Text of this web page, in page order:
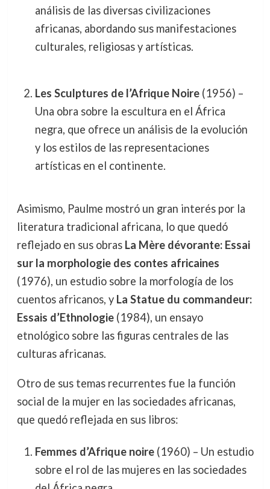
análisis de las diversas civilizaciones
africanas, abordando sus manifestaciones
culturales, religiosas y artísticas.
Les Sculptures de l’Afrique Noire(1956) –
Una obra sobre la escultura en el África
negra, que ofrece un análisis de la evolución
y los estilos de las representaciones
artísticas en el continente.
Asimismo, Paulme mostró un gran interés por la
literatura tradicional africana, lo que quedó
reflejado en sus obras La Mère dévorante: Essai
sur la morphologie des contes africaines
(1976), un estudio sobre la morfología de los
cuentos africanos, y La Statue du commandeur:
Essais d’Ethnologie(1984), un ensayo
etnológico sobre las figuras centrales de las
culturas africanas.
Otro de sus temas recurrentes fue la función
social de la mujer en las sociedades africanas,
que quedó reflejada en sus libros:
Femmes d’Afrique noire(1960) – Un estudio
sobre el rol de las mujeres en las sociedades